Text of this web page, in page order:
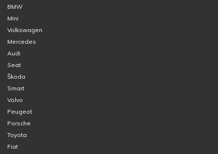
BMW
Mini
Volkswagen
Mercedes
Audi
Seat
Škoda
Smart
Volvo
Peugeot
Porsche
Toyota
Fiat